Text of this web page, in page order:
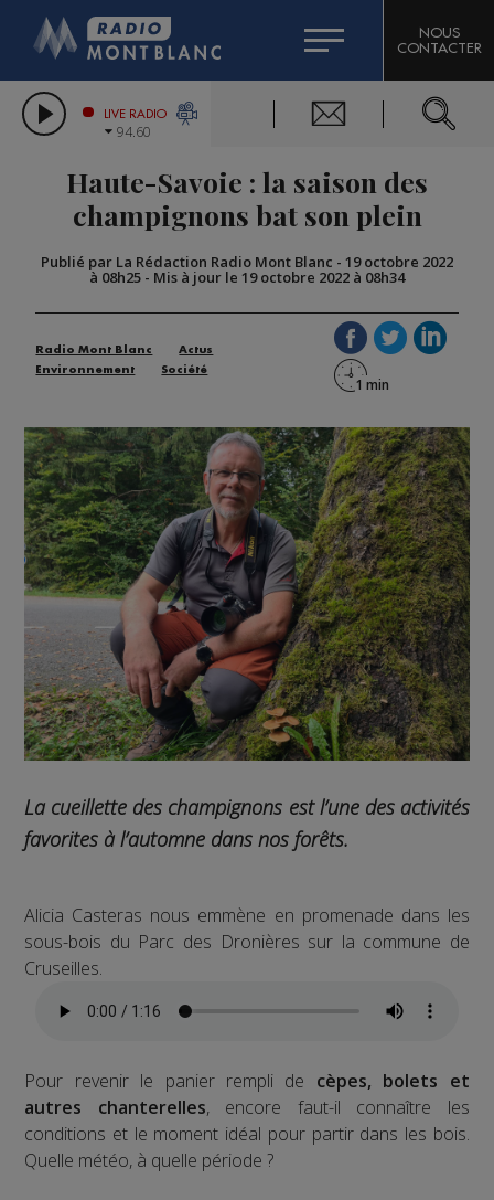
LES CHRONIQUES DE L'EXPERT
CITIZEN MACHINERY
GRAND MASSIF DOMAINES SKIABLES
BIGARD
COMPAGNIE DU MONT-BLANC
NOUS
CONTACTER
LIVE RADIO
94.60
Haute-Savoie : la saison des
champignons bat son plein
Publié par La Rédaction Radio Mont Blanc - 19 octobre 2022
à 08h25 - Mis à jour le 19 octobre 2022 à 08h34
Radio Mont Blanc
Actus
Environnement
Société
La cueillette des champignons est l’une des activités
favorites à l’automne dans nos forêts.
Alicia Casteras nous emmène en promenade dans les
sous-bois du Parc des Dronières sur la commune de
Cruseilles.
Pour revenir le panier rempli de cèpes, bolets et
autres chanterelles, encore faut-il connaître les
conditions et le moment idéal pour partir dans les bois.
Quelle météo, à quelle période ?